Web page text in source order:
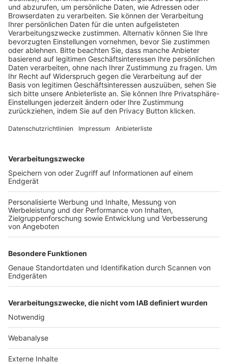
Pässe und Vereinswechsel
Trainerausbildung
Schulungsangebot Vereinsmitarbeiter
BFV-Geschäftsstellen
Trainerbörse
Login SpielPlus
FOLGE DEM BFV
TOP-VEREINE
TOP-PARTNER
Nutzungsbedingungen Datenschutz Impressum